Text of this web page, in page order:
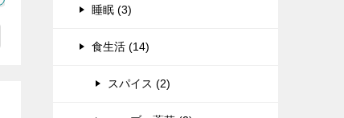
睡眠 (3)
食生活 (14)
スパイス (2)